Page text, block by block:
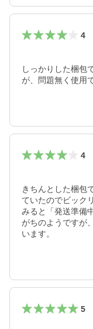
4
しっかりした梱包
4
きちんとした梱包
ていたのでビック
みると「発送準備
がちのようですが
います。
5